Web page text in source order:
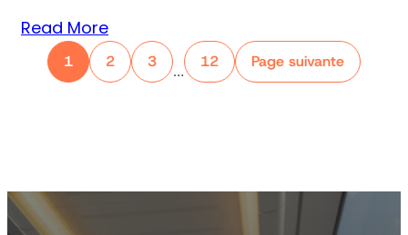
Read More
1 2 3
…
12 Page suivante